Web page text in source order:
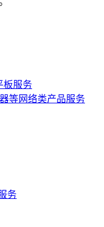
板服务
等网络类产品服务
务